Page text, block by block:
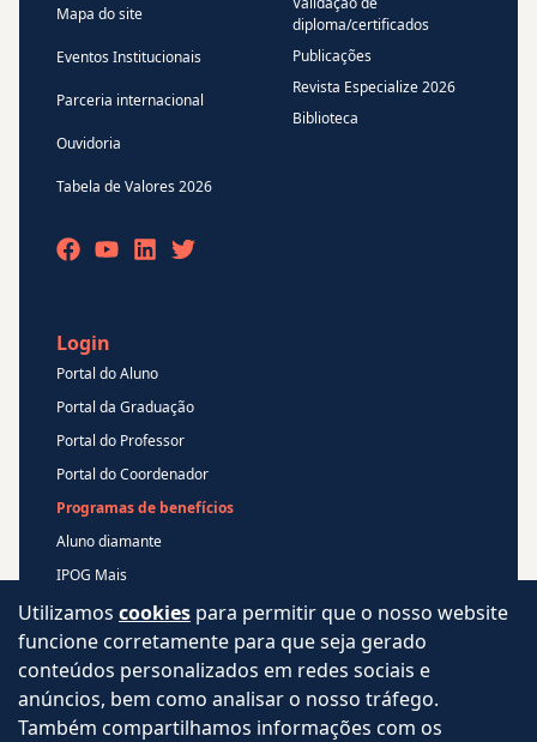
Mapa do site
Eventos Institucionais
Parceria internacional
Ouvidoria
Tabela de Valores 2026
diploma/certificados
Publicações
Revista Especialize 2026
Biblioteca
Login
Portal do Aluno
Portal da Graduação
Portal do Professor
Portal do Coordenador
Programas de benefícios
Aluno diamante
IPOG Mais
Blog
Central de Atendimento
Perguntas Frequentes
Aviso de privacidade
Utilizamos cookies para permitir que o nosso website
funcione corretamente para que seja gerado
conteúdos personalizados em redes sociais e
anúncios, bem como analisar o nosso tráfego.
Também compartilhamos informações com os